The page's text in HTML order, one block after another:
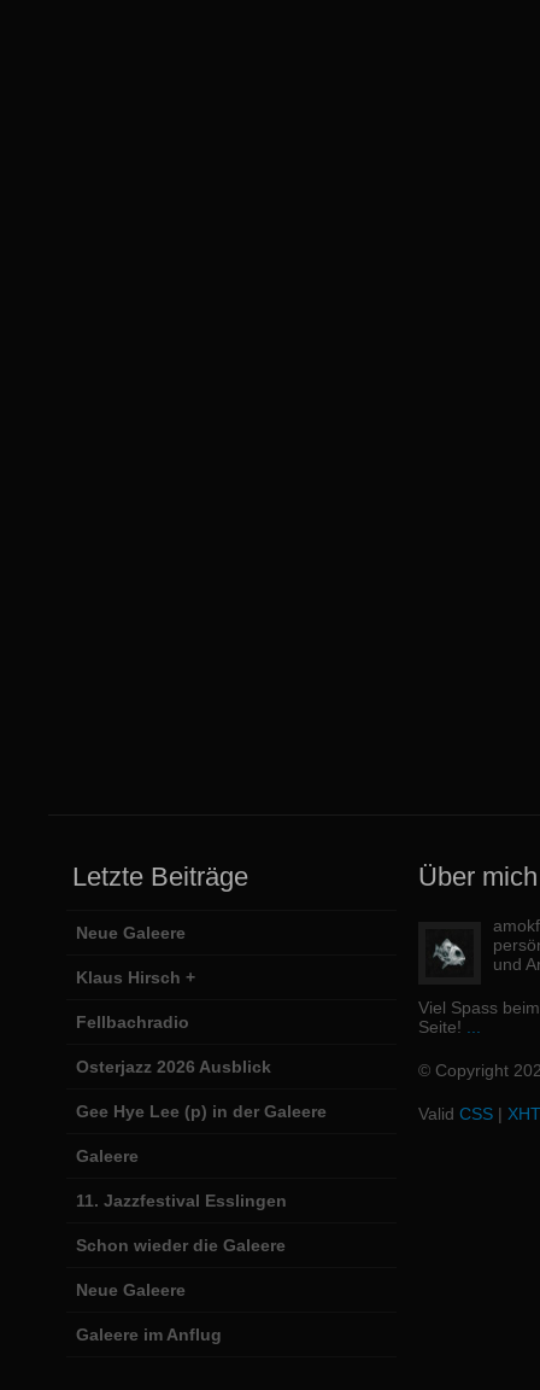
Letzte Beiträge
Neue Galeere
Klaus Hirsch +
Fellbachradio
Osterjazz 2026 Ausblick
Gee Hye Lee (p) in der Galeere
Galeere
11. Jazzfestival Esslingen
Schon wieder die Galeere
Neue Galeere
Galeere im Anflug
Über mich
und
Viel Spass
Seite!
© Copyright
Valid CSS |